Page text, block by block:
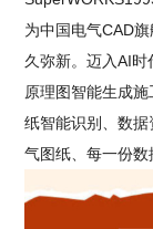
为中国电气CAD
久弥新。迈入AI
原理图智能生成
纸智能识别、数据
气图纸、每一份数